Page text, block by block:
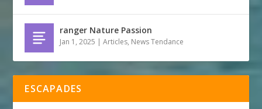
ranger Nature Passion
Jan 1, 2025 |Articles, News Tendance
ESCAPADES